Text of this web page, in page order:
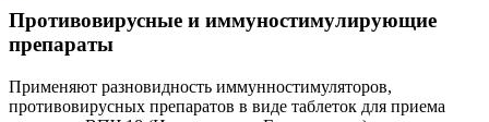
Противовирусные и иммуностимулирующие
препараты
Применяют разновидность иммунностимуляторов,
противовирусных препаратов в виде таблеток для приема